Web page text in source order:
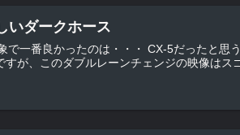
いダークホース
のは・・・ CX-5だったと思うので